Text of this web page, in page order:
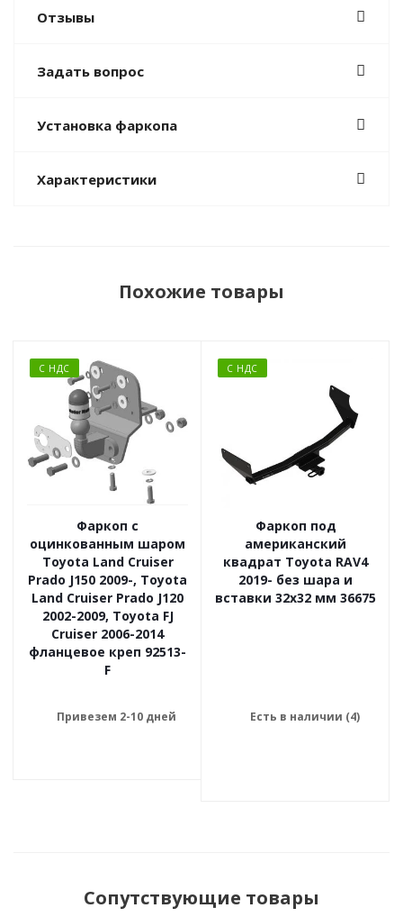
Отзывы
Задать вопрос
Установка фаркопа
Характеристики
Похожие товары
С НДС
Фаркоп с
оцинкованным шаром
Toyota Land Cruiser
Prado J150 2009-, Toyota
Land Cruiser Prado J120
2002-2009, Toyota FJ
Cruiser 2006-2014
фланцевое креп 92513-
F
Привезем 2-10 дней
С НДС
Фаркоп под
американский
квадрат Toyota RAV4
2019- без шара и
вставки 32x32 мм 36675
Есть в наличии (4)
Сопутствующие товары